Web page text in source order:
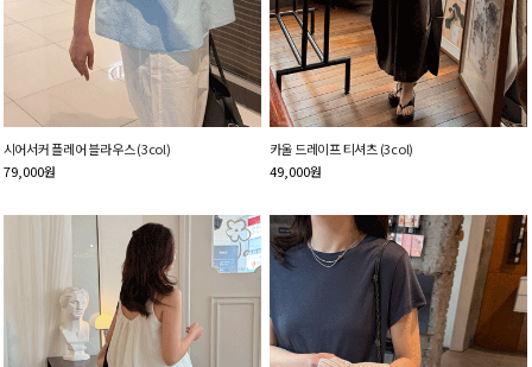
시어서커 플레어 블라우스 (3col)
79,000원
카울 드레이프 티셔츠 (3col)
49,000원